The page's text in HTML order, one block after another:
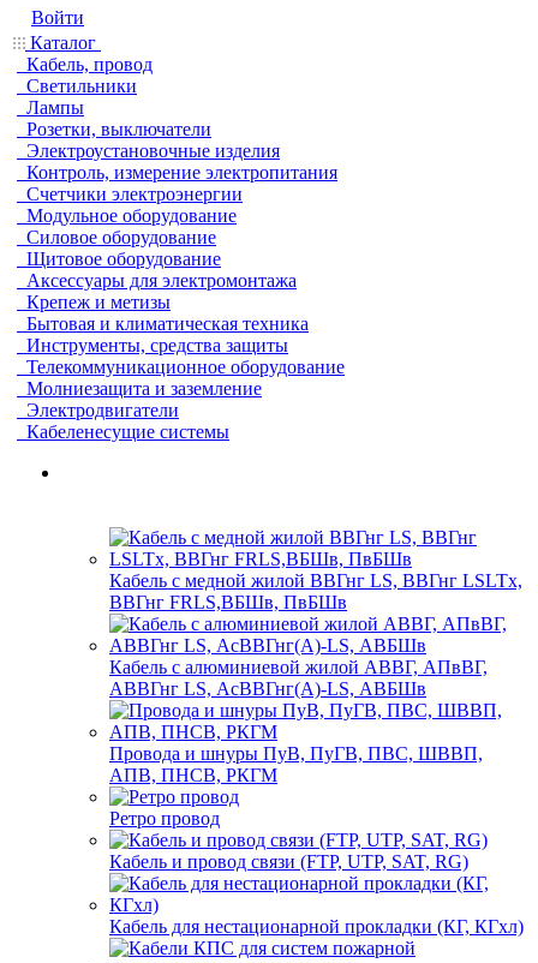
Войти
Каталог
Кабель, провод
Светильники
Лампы
Розетки, выключатели
Электроустановочные изделия
Контроль, измерение электропитания
Счетчики электроэнергии
Модульное оборудование
Силовое оборудование
Щитовое оборудование
Аксессуары для электромонтажа
Крепеж и метизы
Бытовая и климатическая техника
Инструменты, средства защиты
Телекоммуникационное оборудование
Молниезащита и заземление
Электродвигатели
Кабеленесущие системы
Кабель с медной жилой ВВГнг LS, ВВГнг LSLTx,
ВВГнг FRLS,ВБШв, ПвБШв
Кабель с алюминиевой жилой АВВГ, АПвВГ,
АВВГнг LS, АсВВГнг(А)-LS, АВБШв
Провода и шнуры ПуВ, ПуГВ, ПВС, ШВВП,
АПВ, ПНСВ, РКГМ
Ретро провод
Кабель и провод связи (FTP, UTP, SAT, RG)
Кабель для нестационарной прокладки (КГ, КГхл)